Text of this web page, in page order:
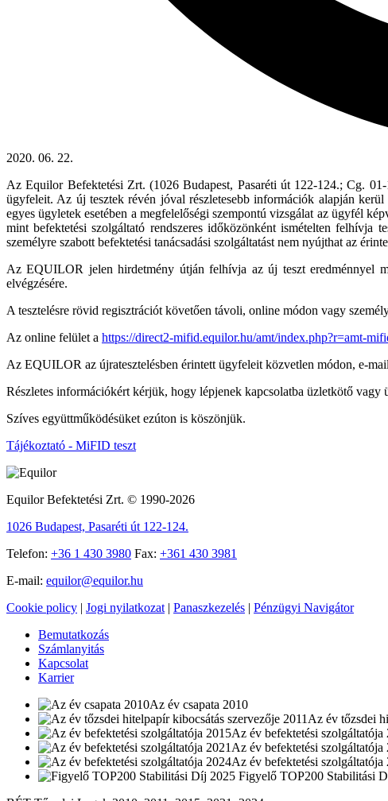
2020. 06. 22.
Az Equilor Befektetési Zrt. (1026 Budapest, Pasaréti út 122-124.; Cg.
ügyfeleit. Az új tesztek révén jóval részletesebb információk alapján
egyes ügyletek esetében a megfelelőségi szempontú vizsgálat az ügyfél
mint befektetési szolgáltató rendszeres időközönként ismételten felhívja
személyre szabott befektetési tanácsadási szolgáltatást nem nyújthat az
Az EQUILOR jelen hirdetmény útján felhívja az új teszt eredménnyel
elvégzésére.
A tesztelésre rövid regisztrációt követően távoli, online módon vagy
Az online felület a https://direct2-mifid.equilor.hu/amt/index.php?r=amt-
Az EQUILOR az újratesztelésben érintett ügyfeleit közvetlen módon, e-
Részletes információkért kérjük, hogy lépjenek kapcsolatba üzletkötő
Szíves együttműködésüket ezúton is köszönjük.
Tájékoztató - MiFID teszt
Equilor Befektetési Zrt. © 1990-2026
1026 Budapest, Pasaréti út 122-124.
Telefon: +36 1 430 3980 Fax: +361 430 3981
E-mail: equilor@equilor.hu
Cookie policy | Jogi nyilatkozat| Panaszkezelés | Pénzügyi Navigátor
Bemutatkozás
Számlanyitás
Kapcsolat
Karrier
Az év csapata 2010
Az év tőzsdei
Az év befektetési szolgáltatója
Az év befektetési szolgáltatója
Az év befektetési szolgáltatója
Figyelő TOP200 Stabilitási